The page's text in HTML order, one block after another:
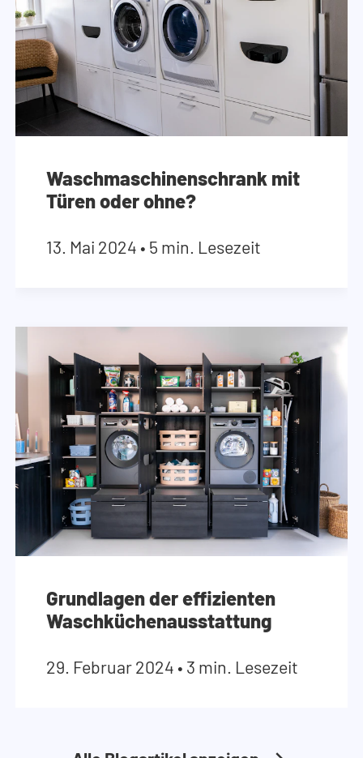
Waschmaschinenschrank mit
Türen oder ohne?
13. Mai 2024 • 5 min. Lesezeit
Grundlagen der effizienten
Waschküchenausstattung
29. Februar 2024 • 3 min. Lesezeit